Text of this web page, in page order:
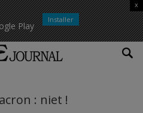
Play
x
Installer
: niet !